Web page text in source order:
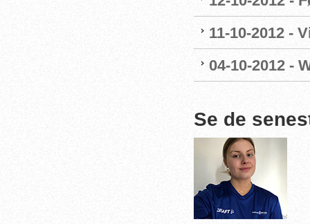
11-10-2012 -
04-10-2012 -
Se de